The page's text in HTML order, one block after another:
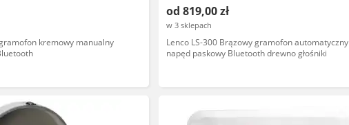
kremowy manualny
od 819,00 zł
w 3 sklepach
Lenco LS-300 Brązowy gramofon automatyczny
napęd paskowy Bluetooth drewno głośniki